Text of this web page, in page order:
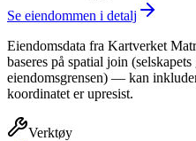
Se eiendommen i detalj
Eiendomsdata fra Kartverket
baseres på spatial join
eiendomsgrensen) — kan
koordinatet er upresist.
Verktøy